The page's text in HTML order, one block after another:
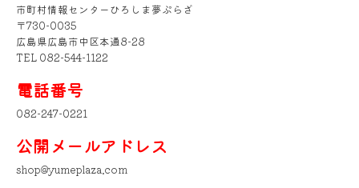
市町村情報センターひろしま夢ぷらざ
〒730-0035
広島県広島市中区本通8-28
TEL 082-544-1122
電話番号
082-247-0221
公開メールアドレス
shop@yumeplaza.com